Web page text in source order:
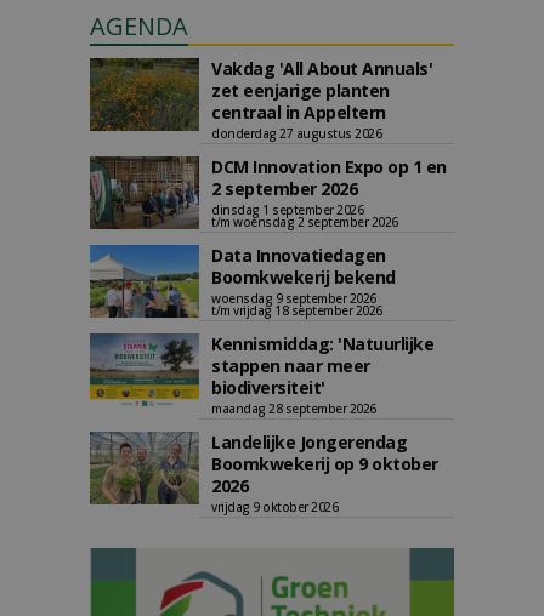
AGENDA
Vakdag 'All About Annuals'
zet eenjarige planten
centraal in Appeltern
donderdag 27 augustus 2026
DCM Innovation Expo op 1 en
2 september 2026
dinsdag 1 september 2026
t/m woensdag 2 september 2026
Data Innovatiedagen
Boomkwekerij bekend
woensdag 9 september 2026
t/m vrijdag 18 september 2026
Kennismiddag: 'Natuurlijke
stappen naar meer
biodiversiteit'
maandag 28 september 2026
Landelijke Jongerendag
Boomkwekerij op 9 oktober
2026
vrijdag 9 oktober 2026